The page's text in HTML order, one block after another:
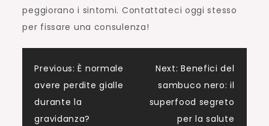
peggiorano i sintomi. Contattateci oggi stesso
per fissare una consulenza!
Navigazione
articoli
Previous: È normale
avere perdite gialle
durante la
gravidanza?
Next: Benefici del
sambuco nero: il
superfood segreto
per la salute